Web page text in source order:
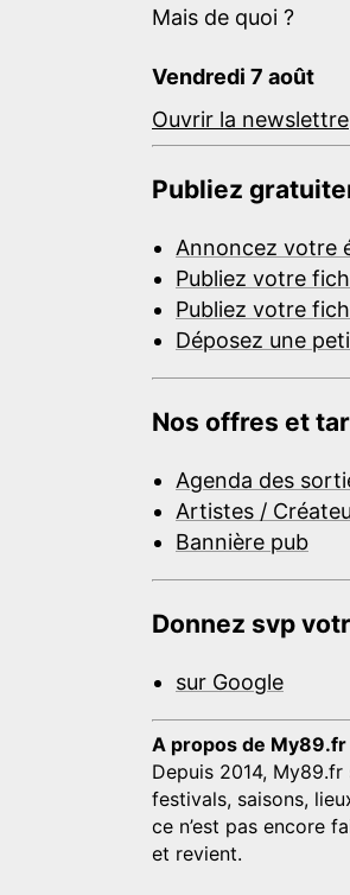
Mais de quoi ?
Vendredi 7 août
Ouvrir la newslettre
Publiez
Annoncez votre
Publiez votre
Publiez votre
Déposez une
Nos offres et
Agenda des
Artistes /
Bannière pub
Donnez svp
sur Google
A propos de
Depuis 2014,
festivals, saisons,
ce n’est pas encore
et revient.